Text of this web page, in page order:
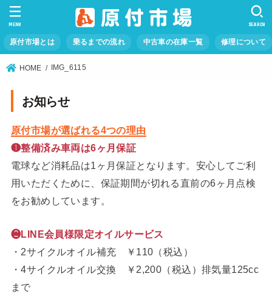
原付市場とは 乗るまでの流れ 中古車の在庫一覧 修理について
SEARCH
MENU
HOME IMG_6115
お知らせ
原付市場が選ばれる4つの理由
❶整備済み車両は6ヶ月保証
電球など消耗品は1ヶ月保証となります。安心してご利
用いただくために、保証期間が切れる直前の6ヶ月点検
をお勧めしています。
❷LINE会員様限定オイルサービス
・2サイクルオイル補充 ￥110（税込）
・4サイクルオイル交換 ￥2,200（税込）排気量125cc
まで